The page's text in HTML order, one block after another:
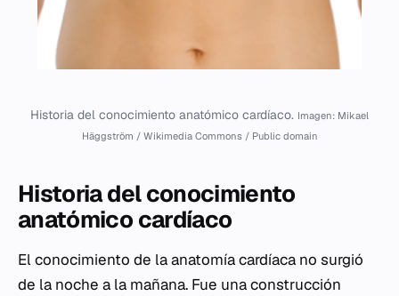
Historia del conocimiento anatómico cardíaco. Imagen: Mikael
Häggström / Wikimedia Commons / Public domain
Historia del conocimiento
anatómico cardíaco
El conocimiento de la anatomía cardíaca no surgió
de la noche a la mañana. Fue una construcción